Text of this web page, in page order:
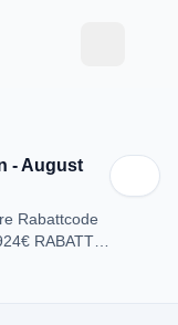
- August
Rabattcode
RABATT